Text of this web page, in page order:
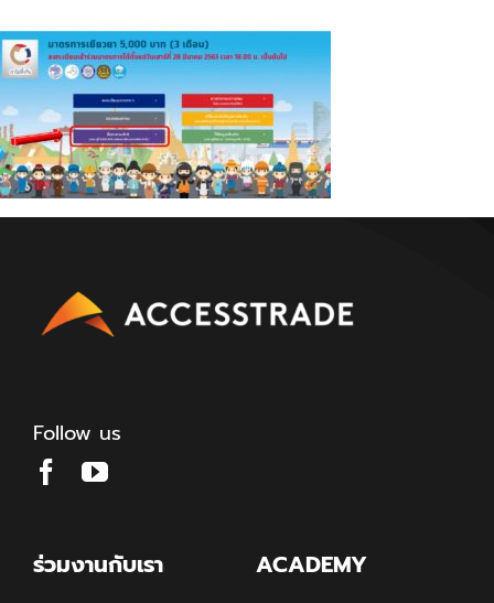
Follow us
ร่วมงานกับเรา ACADEMY